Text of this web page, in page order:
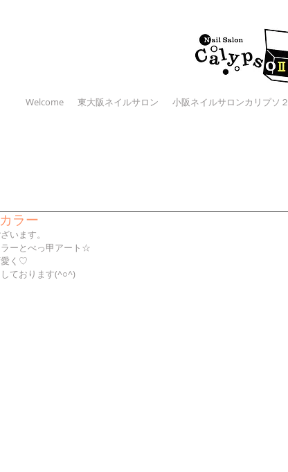
Welcome 東大阪ネイルサロン 小阪ネイルサロンカリプソ２
ラー
います。
ーとべっ甲アート☆
愛く♡
ております(^○^)